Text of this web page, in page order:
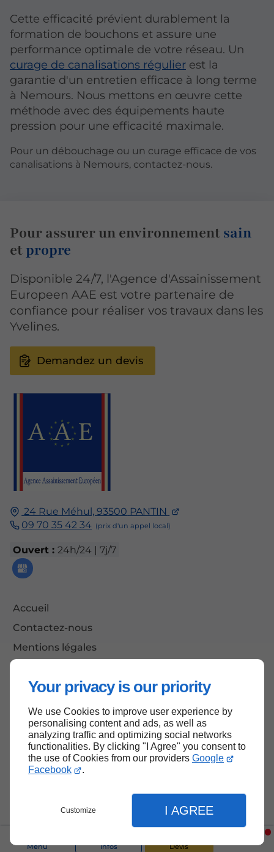
Your privacy is our priority
We use Cookies to improve user experience by
personalising content and ads, as well as
analyzing traffic and optimizing social networks
functionalities. By clicking "I Agree" you consent to
the use of Cookies from our providers Google
Facebook
.
Customize I AGREE
Menu Infos Devis
Cette efficacité prévient durablement la
formation de bouchons et assure une
performance optimale de votre réseau. Un
curage de canalisations régulier est la
garantie d'un entretien efficace à long terme
à Nemours. Nous mettons en œuvre cette
méthode avec des équipements haute
pression pour une efficacité maximale.
Pour un débouchage ou un curage efficace de vos
canalisations à Nemours, contactez-nous.
24 Rue Méhul,93500 PANTIN
09 70 35 42 34
Ouvert : 24h/24 | 7j/7
Accueil
Contactez-nous
Mentions légales
Pour assurer un environnementsain
etpropre
Disponible 24/7, l'Agence d'Assainissement
Europeen AAE est votre partenaire de
confiance pour réaliser vos travaux dans les
Yvelines.
Demandez un devis
Haut de page